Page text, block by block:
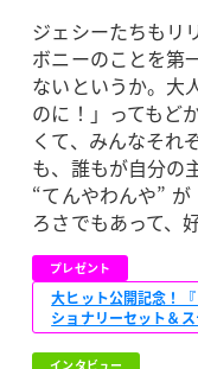
ジェシーたちもリ
ボニーのことを第
ないというか。大
のに！」ってもど
くて、みんなそれ
も、誰もが自分の
“てんやわんや”
ろさでもあって、
プレゼント
大ヒット公開記念！
ショナリーセット＆
インタビュー